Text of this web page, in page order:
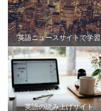
英語ニュースサイトで学習
英語の読み上げサイト